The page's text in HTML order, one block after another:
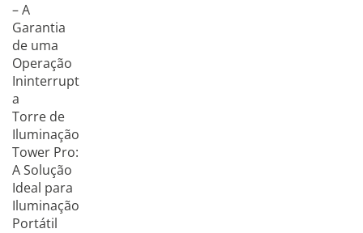
– A
Garantia
de uma
Operação
Ininterrupt
a
Torre de
Iluminação
Tower Pro:
A Solução
Ideal para
Iluminação
Portátil